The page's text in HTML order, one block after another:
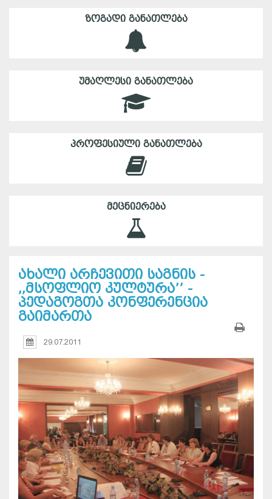
ᲖᲝᲒᲐᲓᲘ ᲒᲐᲜᲐᲗᲚᲔᲑᲐ
ᲣᲛᲐᲦᲚᲔᲡᲘ ᲒᲐᲜᲐᲗᲚᲔᲑᲐ
ᲞᲠᲝᲤᲔᲡᲘᲣᲚᲘ ᲒᲐᲜᲐᲗᲚᲔᲑᲐ
ᲛᲔᲪᲜᲘᲔᲠᲔᲑᲐ
ახალი არჩევითი საგნის -
,,მსოფლიო კულტურა’’ -
პედაგოგთა კონფერენცია
გაიმართა
29.07.2011